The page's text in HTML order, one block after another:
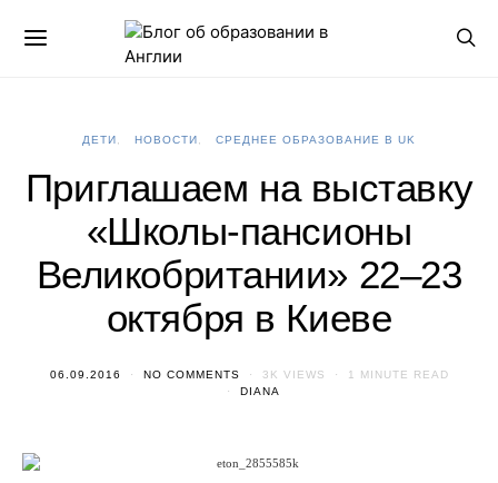
ДЕТИ НОВОСТИ СРЕДНЕЕ ОБРАЗОВАНИЕ В UK
Приглашаем на выставку
«Школы-пансионы
Великобритании» 22–23
октября в Киеве
06.09.2016 NO COMMENTS 3K VIEWS
1 MINUTE READ
DIANA